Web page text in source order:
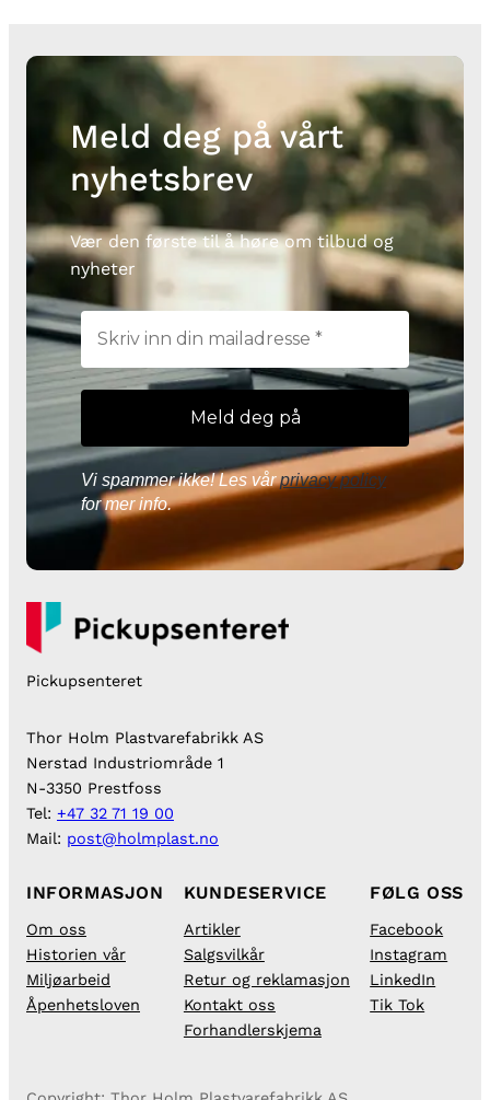
Meld deg på vårt
nyhetsbrev
Vær den første til å høre om tilbud og
nyheter
Vi spammer ikke! Les vårprivacy policy
for mer info.
Pickupsenteret
Thor Holm Plastvarefabrikk AS
Nerstad Industriområde 1
N-3350 Prestfoss
Tel: +47 32 71 19 00
Mail: post@holmplast.no
INFORMASJON
Om oss
Historien vår
Miljøarbeid
Åpenhetsloven
KUNDESERVICE
Artikler
Salgsvilkår
Retur og reklamasjon
Kontakt oss
Forhandlerskjema
FØLG OSS
Facebook
Instagram
LinkedIn
Tik Tok